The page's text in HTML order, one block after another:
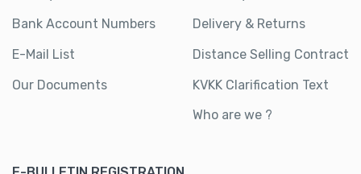
Bank Account Numbers
E-Mail List
Our Documents
Delivery & Returns
Distance Selling Contract
KVKK Clarification Text
Who are we ?